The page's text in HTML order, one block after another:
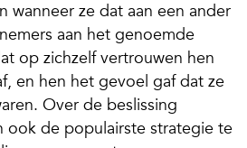
wanneer ze dat aan een ander
aan het genoemde
op zichzelf vertrouwen hen
en hen het gevoel gaf dat ze
Over de beslissing
ook de populairste strategie te